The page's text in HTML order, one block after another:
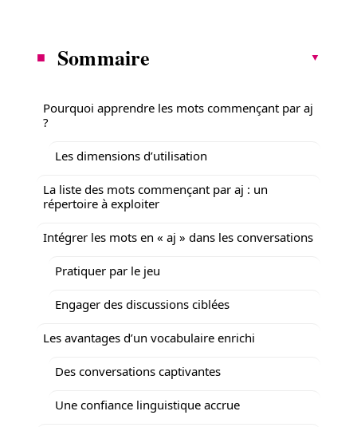
Sommaire
Pourquoi apprendre les mots commençant par aj
?
Les dimensions d’utilisation
La liste des mots commençant par aj : un
répertoire à exploiter
Intégrer les mots en « aj » dans les conversations
Pratiquer par le jeu
Engager des discussions ciblées
Les avantages d’un vocabulaire enrichi
Des conversations captivantes
Une confiance linguistique accrue